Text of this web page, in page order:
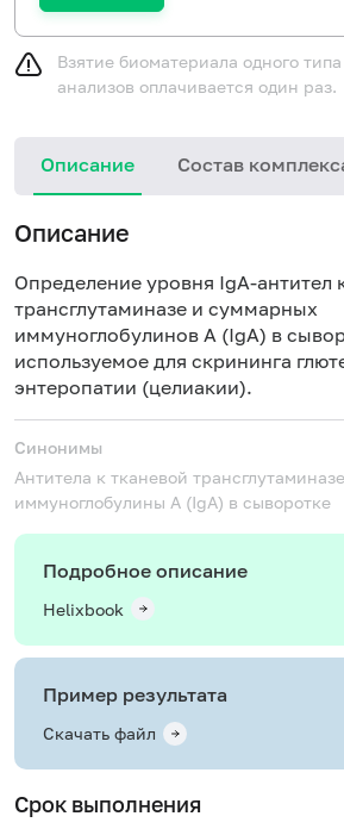
Взятие биоматериала одного
анализов оплачивается один раз.
Описание Состав
Описание
Определение уровня IgA-антител
трансглутаминазе и суммарных
иммуноглобулинов A (IgA) в
используемое для скрининга
энтеропатии (целиакии).
Синонимы
Антитела к тканевой
иммуноглобулины A (IgA) в сыворотке
Подробное описание
Helixbook
Пример результата
Скачать файл
Срок выполнения